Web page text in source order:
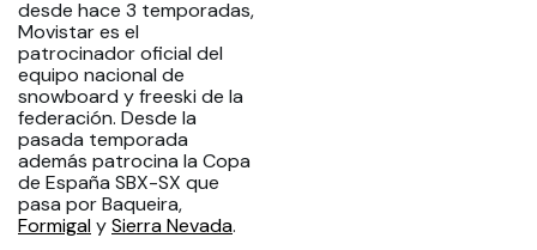
desde hace 3 temporadas,
Movistar es el
patrocinador oficial del
equipo nacional de
snowboard y freeski de la
federación. Desde la
pasada temporada
además patrocina la Copa
de España SBX-SX que
pasa por Baqueira,
FormigalySierra Nevada.